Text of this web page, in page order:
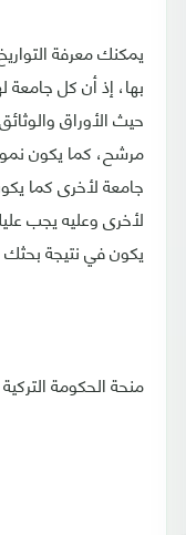
يمكنك معرفة
بها، إذ أن كل جامعة
حيث الأوراق
مرشح، كما يكون
جامعة لأخرى كما
لأخرى وعليه يجب
يكون في نتيجة
منحة الحكومة التركية